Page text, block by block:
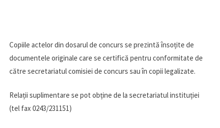
Copiile actelor din dosarul de concurs se prezintă însoțite de
documentele originale care se certifică pentru conformitate de
către secretariatul comisiei de concurs sau în copii legalizate.
Relații suplimentare se pot obține de la secretariatul instituției
(tel fax 0243/231151)